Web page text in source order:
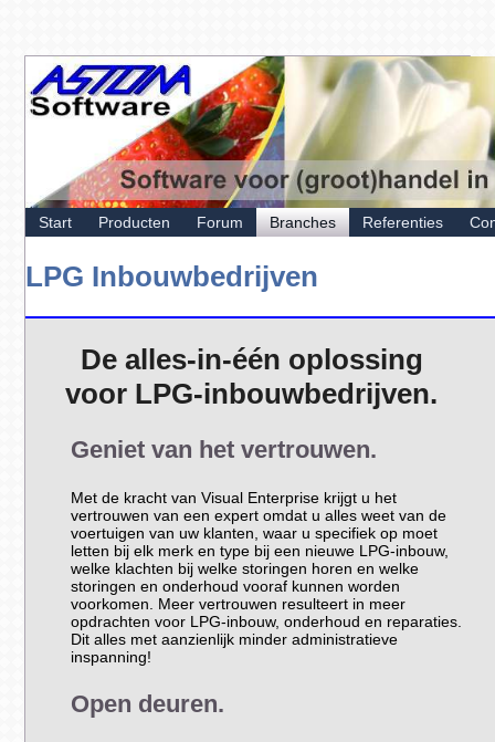
Start Producten Forum Branches Referenties
LPG Inbouwbedrijven
De alles-in-één oplossing
voor LPG-inbouwbedrijven.
Geniet van het vertrouwen.
Met de kracht van Visual Enterprise krijgt u het
vertrouwen van een expert omdat u alles weet van de
voertuigen van uw klanten, waar u specifiek op moet
letten bij elk merk en type bij een nieuwe LPG-inbouw,
welke klachten bij welke storingen horen en welke
storingen en onderhoud vooraf kunnen worden
voorkomen. Meer vertrouwen resulteert in meer
opdrachten voor LPG-inbouw, onderhoud en reparaties.
Dit alles met aanzienlijk minder administratieve
inspanning!
Open deuren.